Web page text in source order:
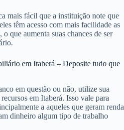
mais fácil que a instituição note que
têm acesso com mais facilidade as
que aumenta suas chances de ser
em Itaberá – Deposite tudo que
em questão ou não, utilize sua
em Itaberá. Isso vale para
a aqueles que geram renda
dinheiro algum tipo de trabalho